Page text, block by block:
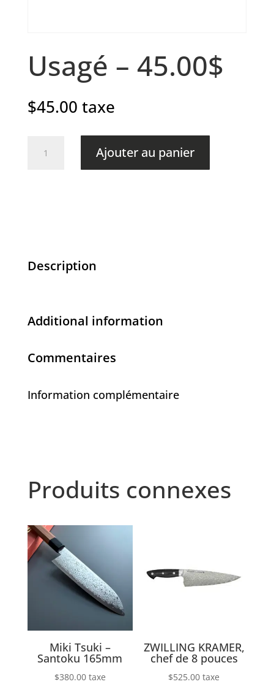
Usagé – 45.00$
$45.00 taxe
Ajouter au panier
Description
Additional information
Commentaires
Information complémentaire
Produits connexes
Miki Tsuki –
Santoku 165mm
$380.00 taxe
ZWILLING KRAMER,
chef de 8 pouces
$525.00 taxe